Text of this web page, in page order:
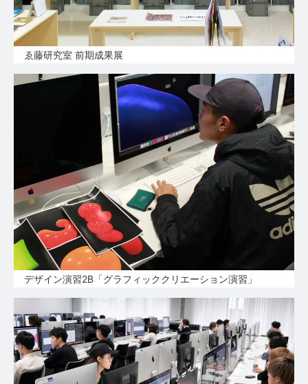
ゑ藤研究室 前期成果展
デザイン演習2B「グラフィッククリエーション演習」